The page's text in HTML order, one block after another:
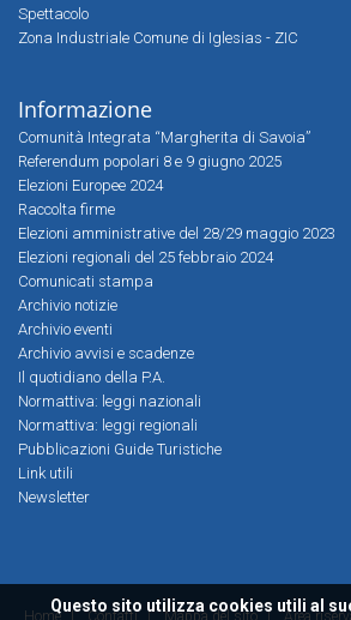
Questo sito utilizza cookies utili al
Spettacolo
Zona Industriale Comune di Iglesias - ZIC
Informazione
Comunità Integrata “Margherita di Savoia”
Referendum popolari 8 e 9 giugno 2025
Elezioni Europee 2024
Raccolta firme
Elezioni amministrative del 28/29 maggio 2023
Elezioni regionali del 25 febbraio 2024
Comunicati stampa
Archivio notizie
Archivio eventi
Archivio avvisi e scadenze
Il quotidiano della P.A.
Normattiva: leggi nazionali
Normattiva: leggi regionali
Pubblicazioni Guide Turistiche
Link utili
Newsletter
Home | Contatti | Mappa del sito | Area